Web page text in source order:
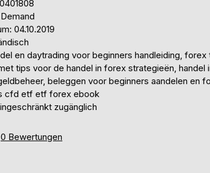
04.10.2019
en daytrading voor beginners handleiding, forex
tips voor de handel in forex strategieën, handel
beleggen voor beginners aandelen en
cfd etf etf forex ebook
zugänglich
0 Bewertungen